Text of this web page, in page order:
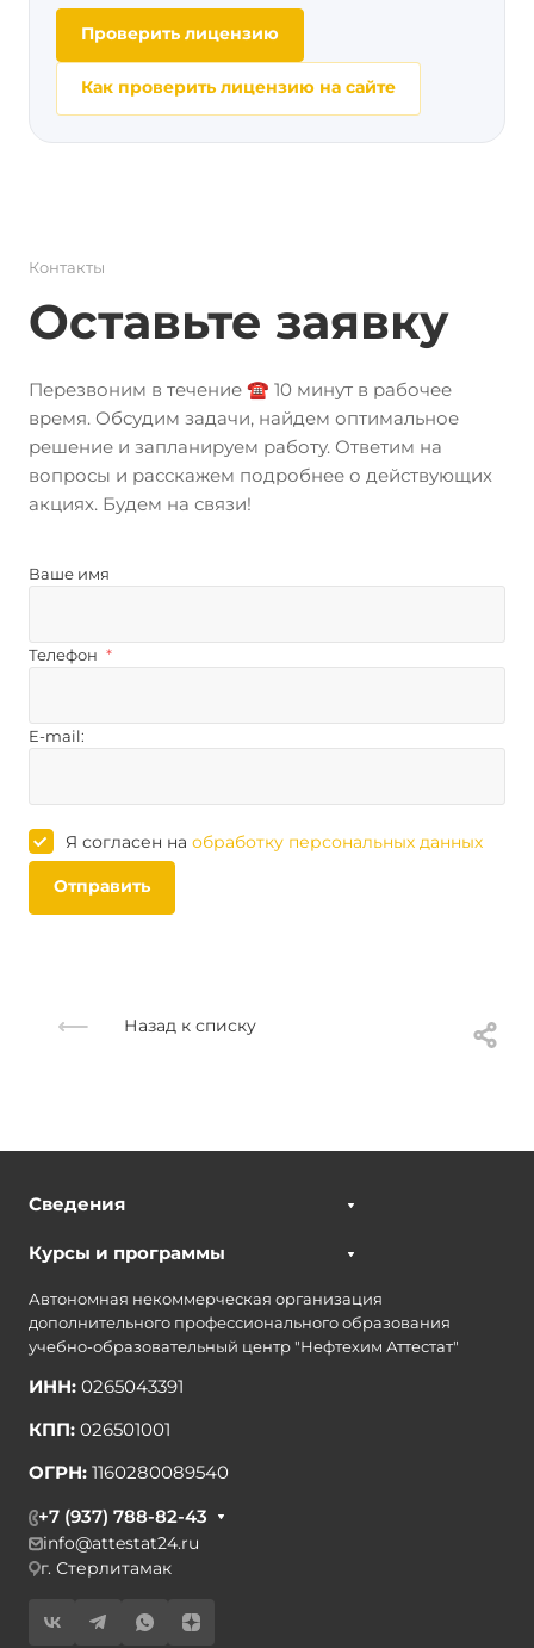
Проверить лицензию
Как проверить лицензию на сайте
Контакты
Оставьте заявку
Перезвоним в течение ☎️ 10 минут в рабочее
время. Обсудим задачи, найдем оптимальное
решение и запланируем работу. Ответим на
вопросы и расскажем подробнее о действующих
акциях. Будем на связи!
Ваше имя
Телефон *
E-mail:
Я согласен на обработку персональных данных
Отправить
Назад к списку
Сведения
Курсы и программы
Автономная некоммерческая организация
дополнительного профессионального образования
учебно-образовательный центр "Нефтехим Аттестат"
ИНН: 0265043391
КПП: 026501001
ОГРН: 1160280089540
+7 (937) 788-82-43
info@attestat24.ru
г. Стерлитамак